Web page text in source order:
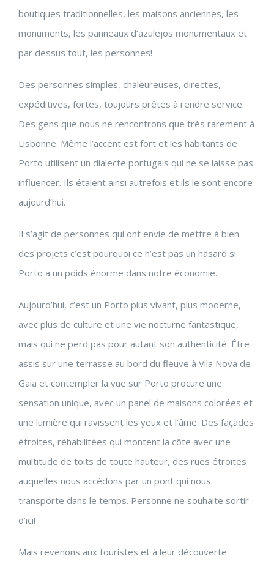
boutiques traditionnelles, les maisons anciennes, les
monuments, les panneaux d’azulejos monumentaux et
par dessus tout, les personnes!
Des personnes simples, chaleureuses, directes,
expéditives, fortes, toujours prêtes à rendre service.
Des gens que nous ne rencontrons que très rarement à
Lisbonne. Même l’accent est fort et les habitants de
Porto utilisent un dialecte portugais qui ne se laisse pas
influencer. Ils étaient ainsi autrefois et ils le sont encore
aujourd’hui.
Il s’agit de personnes qui ont envie de mettre à bien
des projets c’est pourquoi ce n’est pas un hasard si
Porto a un poids énorme dans notre économie.
Aujourd’hui, c’est un Porto plus vivant, plus moderne,
avec plus de culture et une vie nocturne fantastique,
mais qui ne perd pas pour autant son authenticité. Être
assis sur une terrasse au bord du fleuve à Vila Nova de
Gaia et contempler la vue sur Porto procure une
sensation unique, avec un panel de maisons colorées et
une lumière qui ravissent les yeux et l’âme. Des façades
étroites, réhabilitées qui montent la côte avec une
multitude de toits de toute hauteur, des rues étroites
auquelles nous accédons par un pont qui nous
transporte dans le temps. Personne ne souhaite sortir
d’ici!
Mais revenons aux touristes et à leur découverte